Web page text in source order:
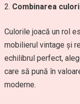
Combinarea
Culorile joacă un rol
mobilierul vintage și
echilibrul perfect,
care să pună în
moderne.